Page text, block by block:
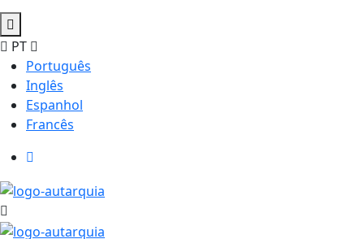
PT
Português
Inglês
Espanhol
Francês